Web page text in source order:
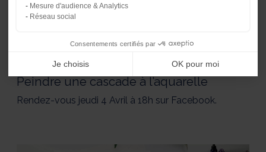
19 MARS 2024
Peindre une cascade à l’aquarelle
Rendez-vous jeudi 4 Avril à 18h sur Facebook.
Mesure d'audience & Analytics
Réseau social
Consentements certifiés par
Je choisis OK pour moi